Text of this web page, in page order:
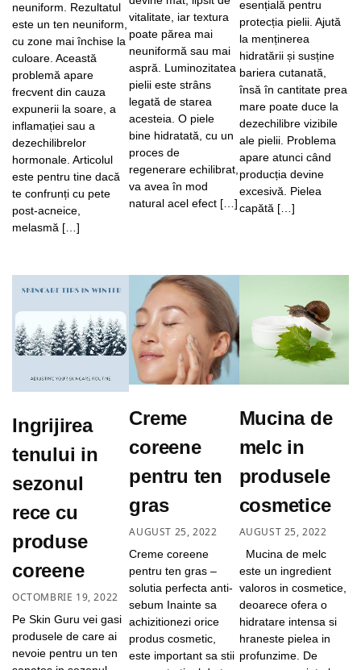
neuniform. Rezultatul
este un ten neuniform,
cu zone mai închise la
culoare. Această
problemă apare
frecvent din cauza
expunerii la soare, a
inflamației sau a
dezechilibrelor
hormonale. Articolul
este pentru tine dacă
te confrunți cu pete
post-acneice,
melasmă […]
vitalitate, iar textura
poate părea mai
neuniformă sau mai
aspră. Luminozitatea
pielii este strâns
legată de starea
acesteia. O piele
bine hidratată, cu un
proces de
regenerare echilibrat,
va avea în mod
natural acel efect […]
esențială pentru
protecția pielii. Ajută
la menținerea
hidratării și susține
bariera cutanată,
însă în cantitate prea
mare poate duce la
dezechilibre vizibile
ale pielii. Problema
apare atunci când
producția devine
excesivă. Pielea
capătă […]
Ingrijirea
tenului in
sezonul
rece cu
produse
coreene
OCTOMBRIE 19, 2022
Pe Skin Guru vei gasi
produsele de care ai
nevoie pentru un ten
Creme
coreene
pentru ten
gras
AUGUST 25, 2022
Creme coreene
pentru ten gras –
solutia perfecta anti-
sebum Inainte sa
achizitionezi orice
produs cosmetic,
este important sa stii
Mucina de
melc in
produsele
cosmetice
AUGUST 25, 2022
Mucina de melc
este un ingredient
valoros in cosmetice,
deoarece ofera o
hidratare intensa si
hraneste pielea in
profunzime. De